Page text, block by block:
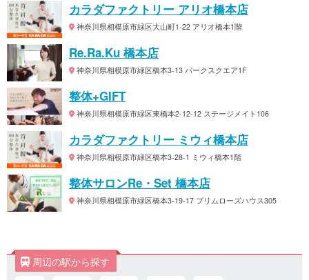
カラダファクトリー アリオ橋本店
神奈川県相模原市緑区大山町1-22 アリオ橋本1階
Re.Ra.Ku 橋本店
神奈川県相模原市緑区橋本3-13 パークスクエア1F
整体+GIFT
神奈川県相模原市緑区東橋本2-12-12 ステージメイト106
カラダファクトリー ミウィ橋本店
神奈川県相模原市緑区橋本3-28-1 ミウィ橋本1階
整体サロンRe・Set 橋本店
神奈川県相模原市緑区橋本3-19-17 プリムローズハウス305
周辺の駅から探す